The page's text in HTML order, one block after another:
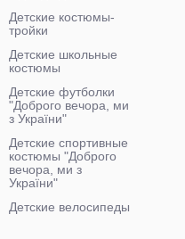
Детские костюмы-
тройки
Детские школьные
костюмы
Детские футболки
"Доброго вечора, ми
з України"
Детские спортивные
костюмы "Доброго
вечора, ми з
України"
Детские велосипеды